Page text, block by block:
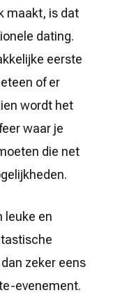
maakt, is dat
dating.
eerste
of er
wordt het
waar je
die net
leuke en
zeker eens
evenement.